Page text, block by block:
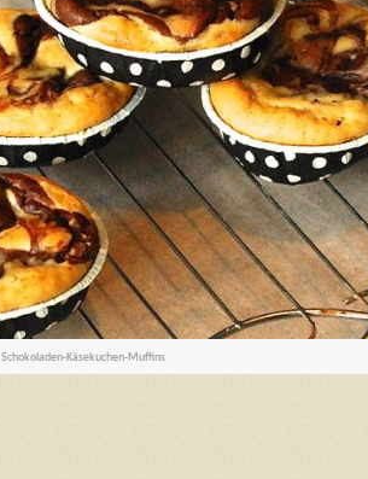
Schokoladen-Käsekuchen-Muffins